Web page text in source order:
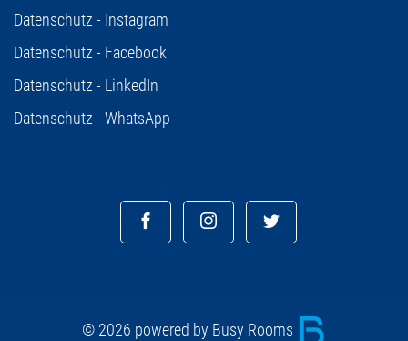
Datenschutz - Instagram
Datenschutz - Facebook
Datenschutz - LinkedIn
Datenschutz - WhatsApp
© 2026 powered by Busy Rooms